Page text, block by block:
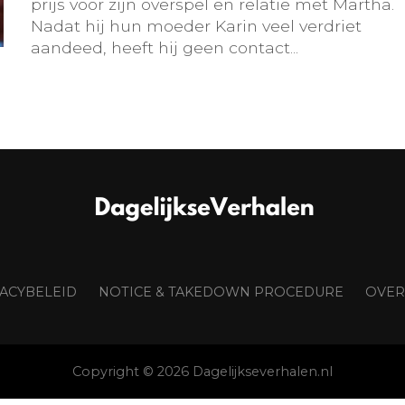
prijs voor zijn overspel en relatie met Martha.
Nadat hij hun moeder Karin veel verdriet
aandeed, heeft hij geen contact...
NOTICE & TAKEDOWN PROCEDURE
Copyright © 2026 Dagelijkseverhalen.nl